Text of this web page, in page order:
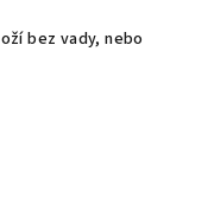
bez vady, nebo